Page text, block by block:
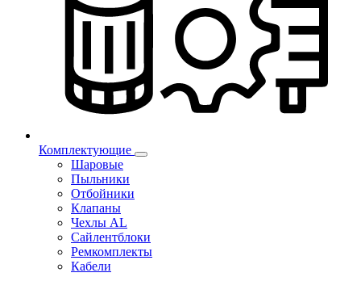
Комплектующие
Шаровые
Пыльники
Отбойники
Клапаны
Чехлы AL
Сайлентблоки
Ремкомплекты
Кабели